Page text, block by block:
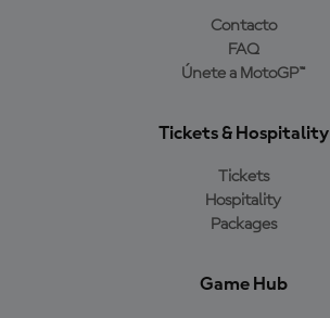
Contacto
FAQ
Únete a MotoGP™
Tickets & Hospitality
Tickets
Hospitality
Packages
Game Hub